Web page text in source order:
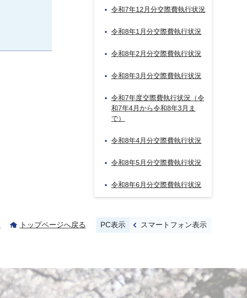
令和7年12月分交際費執行状況
令和8年1月分交際費執行状況
令和8年2月分交際費執行状況
令和8年3月分交際費執行状況
令和7年度交際費執行状況（令
和7年4月から令和8年3月ま
で）
令和8年4月分交際費執行状況
令和8年5月分交際費執行状況
令和8年6月分交際費執行状況
トップページへ戻る PC表示 スマートフォン表示